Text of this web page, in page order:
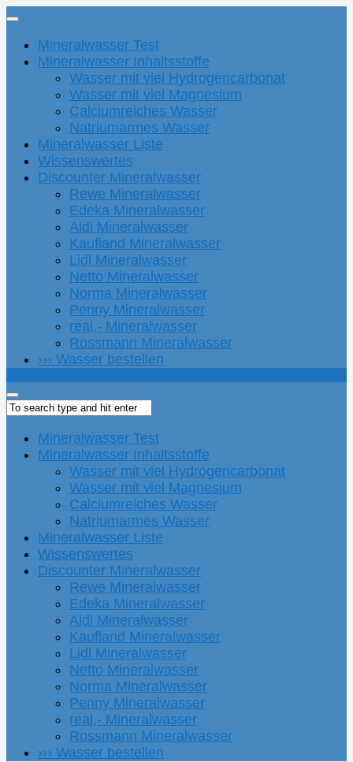
Mineralwasser Test
Mineralwasser Inhaltsstoffe
Wasser mit viel Hydrogencarbonat
Wasser mit viel Magnesium
Calciumreiches Wasser
Natriumarmes Wasser
Mineralwasser Liste
Wissenswertes
Discounter Mineralwasser
Rewe Mineralwasser
Edeka Mineralwasser
Aldi Mineralwasser
Kaufland Mineralwasser
Lidl Mineralwasser
Netto Mineralwasser
Norma Mineralwasser
Penny Mineralwasser
real,- Mineralwasser
Rossmann Mineralwasser
››› Wasser bestellen
Mineralwasser Test
Mineralwasser Inhaltsstoffe
Wasser mit viel Hydrogencarbonat
Wasser mit viel Magnesium
Calciumreiches Wasser
Natriumarmes Wasser
Mineralwasser Liste
Wissenswertes
Discounter Mineralwasser
Rewe Mineralwasser
Edeka Mineralwasser
Aldi Mineralwasser
Kaufland Mineralwasser
Lidl Mineralwasser
Netto Mineralwasser
Norma Mineralwasser
Penny Mineralwasser
real,- Mineralwasser
Rossmann Mineralwasser
››› Wasser bestellen